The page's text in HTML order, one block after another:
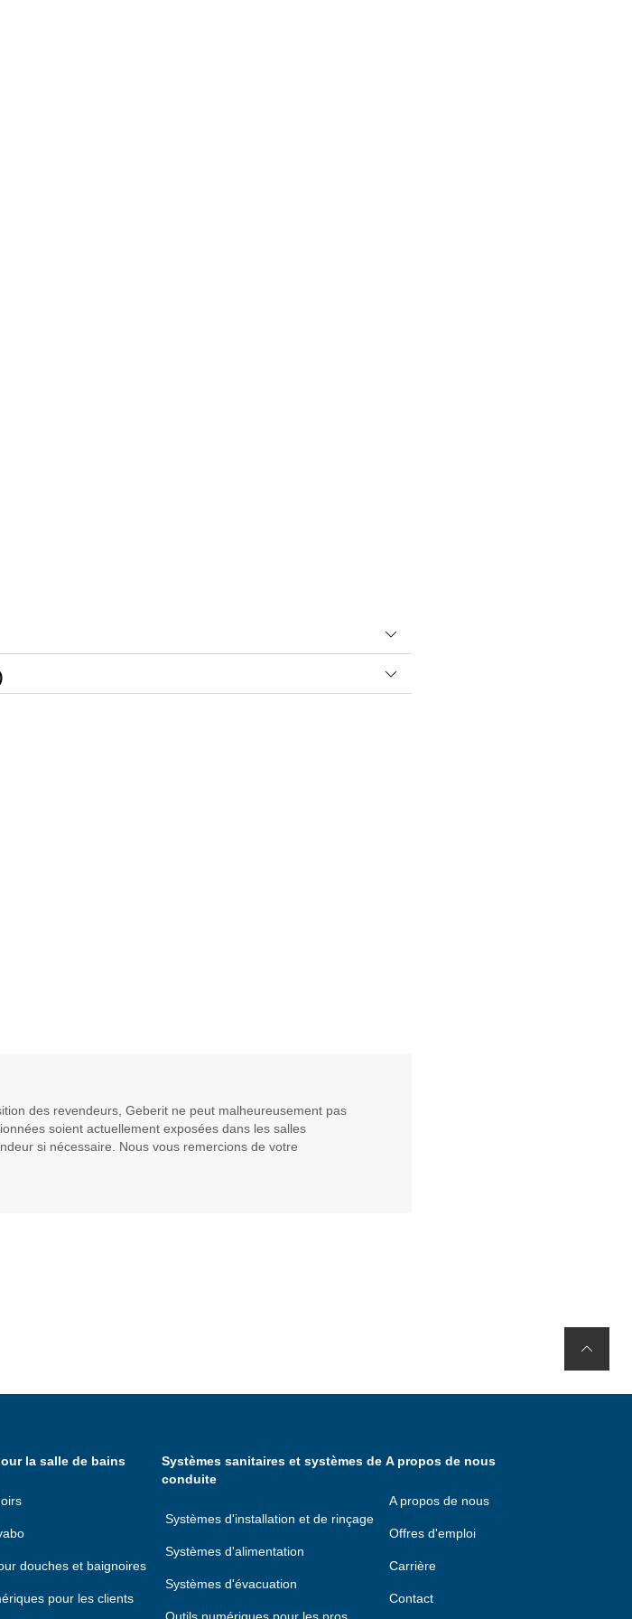
des revendeurs, Geberit ne peut malheureusement pas
soient actuellement exposées dans les salles
si nécessaire. Nous vous remercions de votre
la salle de bains
douches et baignoires
pour les clients
Systèmes sanitaires et systèmes de
conduite
Systèmes d'installation et de rinçage
Systèmes d'alimentation
Systèmes d'évacuation
A propos de nous
A propos de nous
Offres d'emploi
Carrière
Contact